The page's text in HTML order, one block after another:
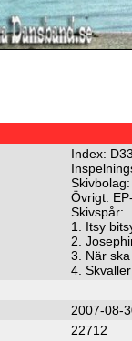
Index:
Övrigt:
Skivspår:
1. Itsy
2.
3. När
4. Skvaller
2007-08-
22712